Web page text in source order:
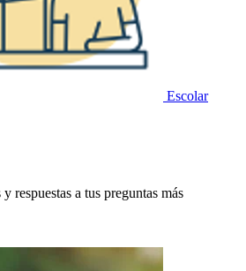
Escolar
respuestas a tus preguntas más